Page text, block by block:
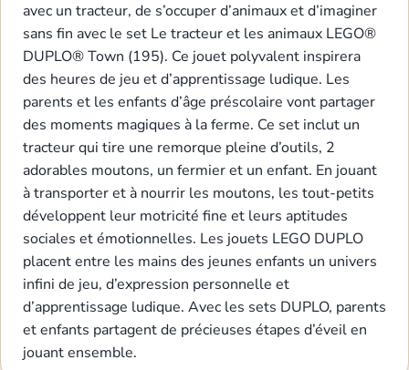
avec un tracteur, de s’occuper d’animaux et d’imaginer
sans fin avec le set Le tracteur et les animaux LEGO®
DUPLO® Town (195). Ce jouet polyvalent inspirera
des heures de jeu et d’apprentissage ludique. Les
parents et les enfants d’âge préscolaire vont partager
des moments magiques à la ferme. Ce set inclut un
tracteur qui tire une remorque pleine d’outils, 2
adorables moutons, un fermier et un enfant. En jouant
à transporter et à nourrir les moutons, les tout-petits
développent leur motricité fine et leurs aptitudes
sociales et émotionnelles. Les jouets LEGO DUPLO
placent entre les mains des jeunes enfants un univers
infini de jeu, d’expression personnelle et
d’apprentissage ludique. Avec les sets DUPLO, parents
et enfants partagent de précieuses étapes d’éveil en
jouant ensemble.